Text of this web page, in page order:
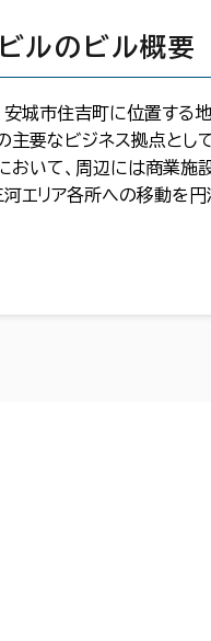
ルのビル概要
安城市住吉町に位置する
主要なビジネス拠点と
おいて、周辺には商業
エリア各所への移動を円